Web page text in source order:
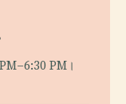
PM।